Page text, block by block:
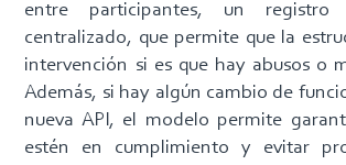
entre participantes, un
centralizado, que permite que la
intervención si es que hay abusos o
Además, si hay algún cambio de
nueva API, el modelo permite
estén en cumplimiento y evitar